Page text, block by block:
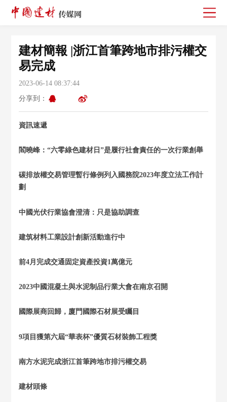
建材簡報 |浙江首筆跨地市排污權交
易完成
2023-06-14 08:37:44
分享到：
資訊速遞
閻曉峰：“六零綠色建材日”是履行社會責任的一次行業創舉
碳排放權交易管理暫行條例列入國務院2023年度立法工作計
劃
中國光伏行業協會澄清：只是協助調查
建筑材料工業設計創新活動進行中
前4月完成交通固定資產投資1萬億元
2023中國混凝土與水泥制品行業大會在南京召開
國際展商回歸，廈門國際石材展受矚目
9項目獲第六屆“華表杯”優質石材裝飾工程獎
南方水泥完成浙江首筆跨地市排污權交易
建材頭條